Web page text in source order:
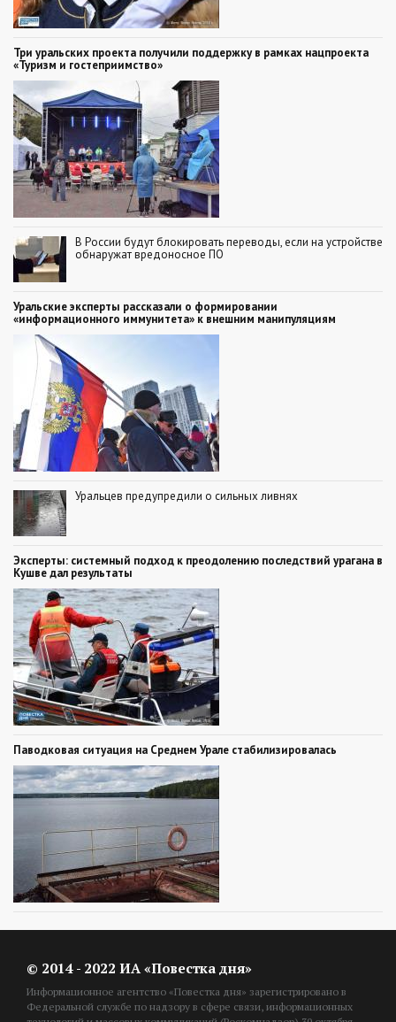
Три уральских проекта получили поддержку в рамках нацпроекта
«Туризм и гостеприимство»
В России будут блокировать переводы, если на устройстве
обнаружат вредоносное ПО
Уральские эксперты рассказали о формировании
«информационного иммунитета» к внешним манипуляциям
Уральцев предупредили о сильных ливнях
Эксперты: системный подход к преодолению последствий урагана в
Кушве дал результаты
Паводковая ситуация на Среднем Урале стабилизировалась
© 2014 - 2022 ИА «Повестка дня»
Информационное агентство «Повестка дня» зарегистрировано в
Федеральной службе по надзору в сфере связи, информационных